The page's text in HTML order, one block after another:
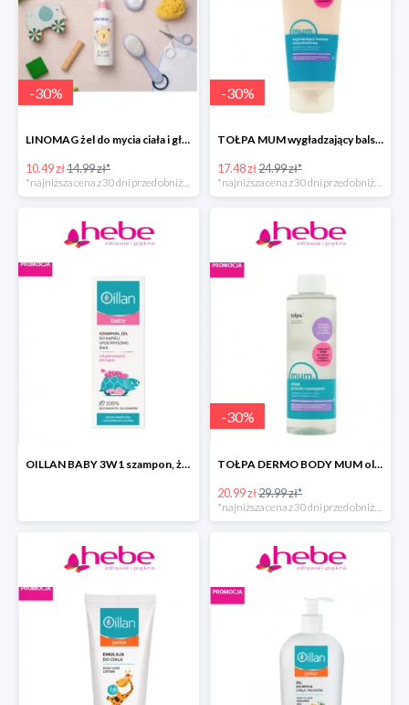
-30%
LINOMAG żel do mycia ciała i głowy dla dzieci i niemowląt
10.49 zł14.99 zł*
*najniższa cena z 30 dni przed obniżką
-30%
TOŁPA MUM wygładzający balsam antycellulitowy do ciała
17.48 zł24.99 zł*
*najniższa cena z 30 dni przed obniżką
OILLAN BABY 3W1 szampon, żel do kąpieli i pod prysznic
-30%
TOŁPA DERMO BODY MUM olejek do ciała przeciw rozstępom
20.99 zł29.99 zł*